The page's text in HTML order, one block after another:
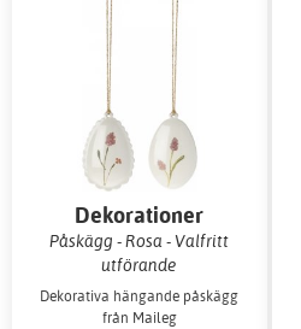
Dekorationer
Påskägg - Rosa - Valfritt
utförande
Dekorativa hängande påskägg
från Maileg